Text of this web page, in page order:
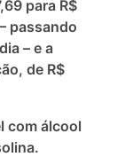
para R$
passando
– e a
de R$
com álcool